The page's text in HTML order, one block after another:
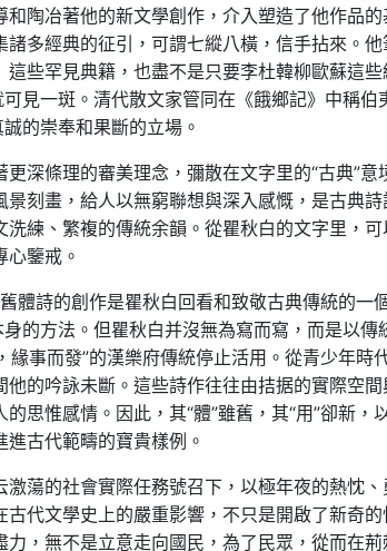
陶冶著他的新文學創作，介入塑造了他作品的
多經典的征引，可謂七縱八橫，信手拈來。
些罕見典籍，也盡不是只要李杜韓柳歐蘇這
見一斑。清代散文家管同在《餓鄉記》中稱伯
的崇奉和果斷的立場。
深條理的審美理念，彌散在文字里的“古典”意
刻畫，給人以無窮聯想與深入感慨，是古典詩
練、繁複的傳統余韻。從瞿秋白的文字里，
鑒戒。
體詩的創作是瞿秋白回看和致敬古典傳統的一
的方法。但瞿秋白并沒無為寫而寫，而是以傳
緣事而發”的漢樂府傳統停止活用。從青少年時
的吟詠未斷。這些詩作往往由拮据的實際空間
思惟感情。因此，其“體”雖舊，其“用”卻新，
古代範疇的寶貴樣例。
蕩的社會實際任務號召下，以極年夜的熱忱
代文學史上的嚴重影響，不只是開啟了新奇的
，無不是立意走向國民，為了民眾，從而在荊